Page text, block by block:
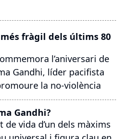
fràgil dels últims 80
l’aniversari de
Gandhi, líder pacifista
la no-violència
Gandhi?
de vida d’un dels màxims